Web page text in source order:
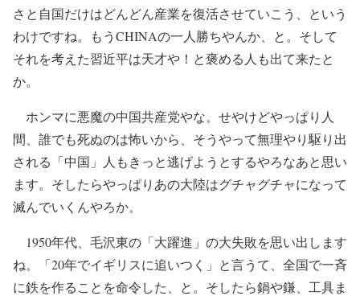
さと自国だけはどんどん産業を復活させていこう、という
わけですね。もうCHINAの一人勝ちやんか、と。そして
それを考えた習近平は天才や！と褒める人も出て来たと
か。
ホンマに悪魔の中国共産党やな。せやけどやっぱり人
間、誰でも死ぬのは怖いから、そうやって無理やり駆り出
される「中国」人もきっと逃げようとするやろなあと思い
ます。そしたらやっぱりあの大陸はグチャグチャになって
滅んでいくんやろか。
1950年代、毛沢東の「大躍進」の大失敗を思い出します
ね。「20年でイギリスに追いつく」と言うて、全国で一斉
に鉄を作ることを命令した、と。そしたら鍋や鎌、工具ま